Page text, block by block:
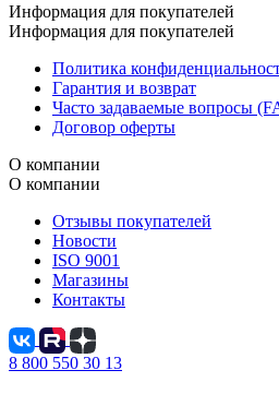
Информация для покупателей
Информация для покупателей
Политика
Гарантия и возврат
Часто задаваемые вопросы
Договор оферты
О компании
О компании
Отзывы покупателей
Новости
ISO 9001
Магазины
Контакты
8 800 550 30 13